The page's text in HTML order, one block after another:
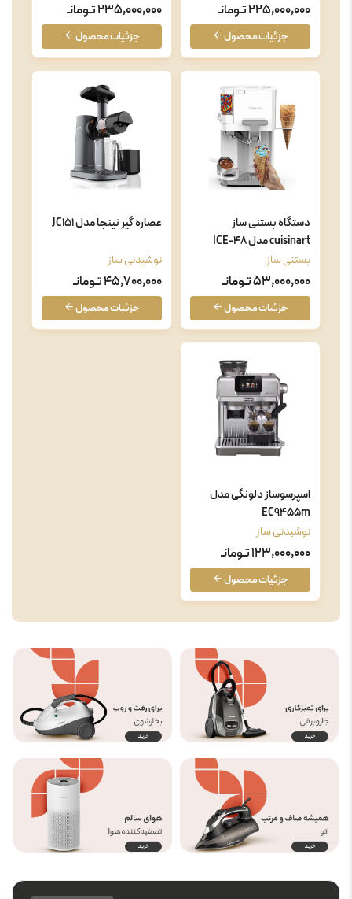
225,000,000 تـومانـ
جزئیات محصول
235,000,000 تـومانـ
جزئیات محصول
دستگاه بستنی ساز
cuisinart مدل ICE-48
بستنی ساز
53,000,000 تـومانـ
جزئیات محصول
عصاره گیر نینجا مدل JC151
نوشیدنی ساز
45,700,000 تـومانـ
جزئیات محصول
اسپرسوساز دلونگی مدل
EC9455m
نوشیدنی ساز
123,000,000 تـومانـ
جزئیات محصول